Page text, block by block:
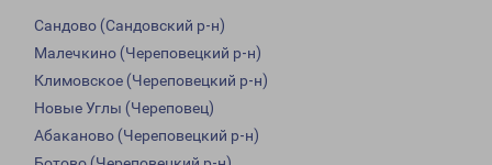
Сандово (Сандовский р-н)
Малечкино (Череповецкий р-н)
Климовское (Череповецкий р-н)
Новые Углы (Череповец)
Абаканово (Череповецкий р-н)